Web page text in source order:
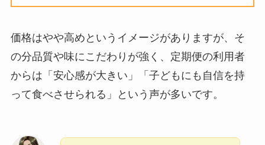
価格はやや高めというイメージがありますが、そ
の分品質や味にこだわりが強く、定期便の利用者
からは「安心感が大きい」「子どもにも自信を持
って食べさせられる」という声が多いです。